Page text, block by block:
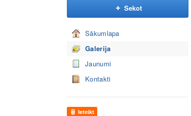
Sekot
Sākumlapa
Galerija
Jaunumi
Kontakti
Ieteikt